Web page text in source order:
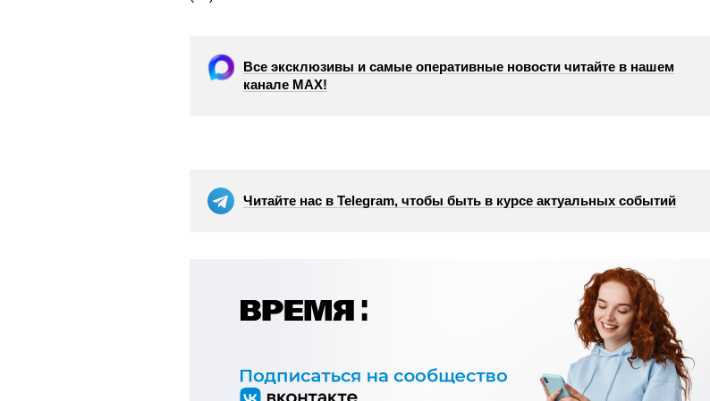
Все эксклюзивы и самые оперативные новости читайте в нашем
канале МАХ!
Читайте нас в Telegram, чтобы быть в курсе актуальных событий